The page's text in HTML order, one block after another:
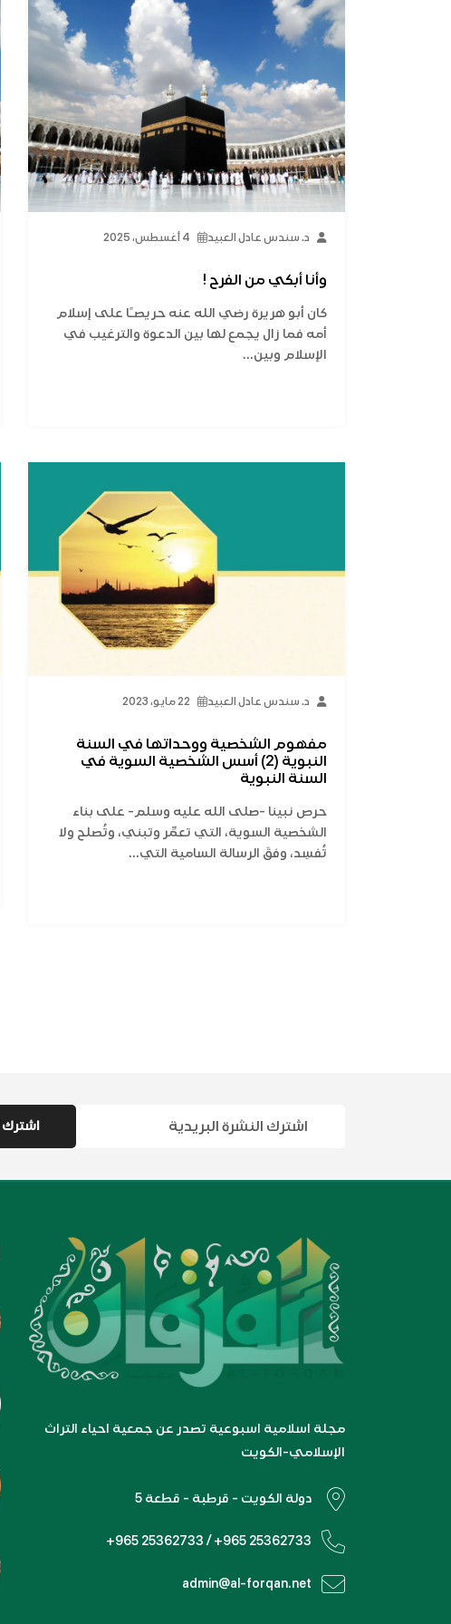
د. سندس عادل العبيد 4 أغسطس، 2025
وأنا أبكي من الفرح !
كان أبو هريرة رضي الله عنه حريصـًا على إسلام
أمه فما زال يجمع لها بين الدعوة والترغيب في
الإسلام وبين...
د. سندس عادل العبيد 22 مايو، 2023
مفهوم الشخصية ووحداتها في السنة
النبوية (2) أسس الشخصية السوية في
السنة النبوية
حرص نبينا -صلى الله عليه وسلم- على بناء
الشخصية السوية، التي تعمِّر وتبني، وتُصلح ولا
تُفسِد، وفقَ الرسالة السامية التي...
مجلة اسلامية اسبوعية تصدر عن جمعية احياء التراث
الإسلامي-الكويت
دولة الكويت - قرطبة - قطعة 5
+965 25362733 / +965 25362733
admin@al-forqan.net